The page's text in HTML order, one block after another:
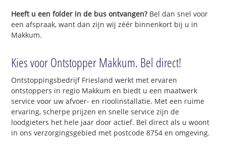
Heeft u een folder in de bus ontvangen?Bel dan snel voor
een afspraak, want dan zijn wij zéér binnenkort bij u in
Makkum.
Kies voor Ontstopper Makkum. Bel direct!
Ontstoppingsbedrijf Friesland werkt met ervaren
ontstoppers in regio Makkum en biedt u een maatwerk
service voor uw afvoer- en rioolinstallatie. Met een ruime
ervaring, scherpe prijzen en snelle service zijn de
loodgieters het hele jaar door actief. Bel direct als u woont
in ons verzorgingsgebied met postcode 8754 en omgeving.